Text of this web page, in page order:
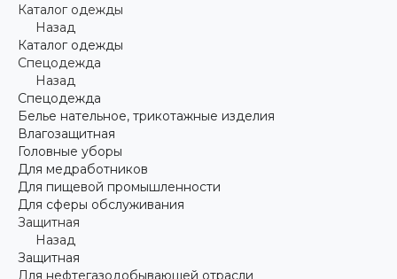
Каталог одежды
Назад
Каталог одежды
Спецодежда
Назад
Спецодежда
Белье нательное, трикотажные изделия
Влагозащитная
Головные уборы
Для медработников
Для пищевой промышленности
Для сферы обслуживания
Защитная
Назад
Защитная
Для нефтегазодобывающей отрасли